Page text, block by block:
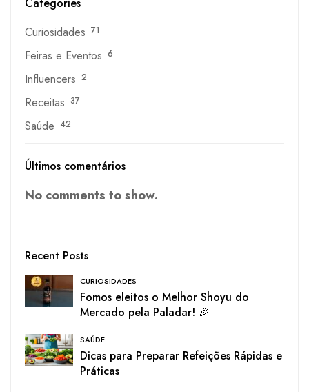
Curiosidades 71
Feiras e Eventos 6
Influencers 2
Receitas 37
Saúde 42
Últimos comentários
No comments to show.
Recent Posts
CURIOSIDADES
Fomos eleitos o Melhor Shoyu do
Mercado pela Paladar! 🎉
SAÚDE
Dicas para Preparar Refeições Rápidas e
Práticas